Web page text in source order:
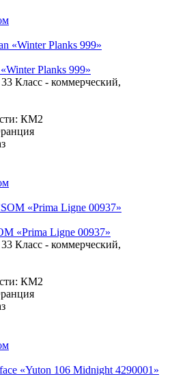
Planks 999»
33 Класс - коммерческий,
КМ2
«Prima Ligne 00937»
33 Класс - коммерческий,
КМ2